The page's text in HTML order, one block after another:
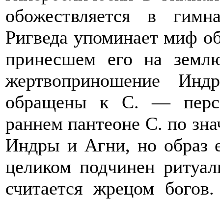
обожествляется в
Ригведа упоминает миф
принесшем его на
жертвоприношение
обращены к С. —
раннем пантеоне С. по
Индры и Агни, но образ
целиком подчинен
считается жрецом